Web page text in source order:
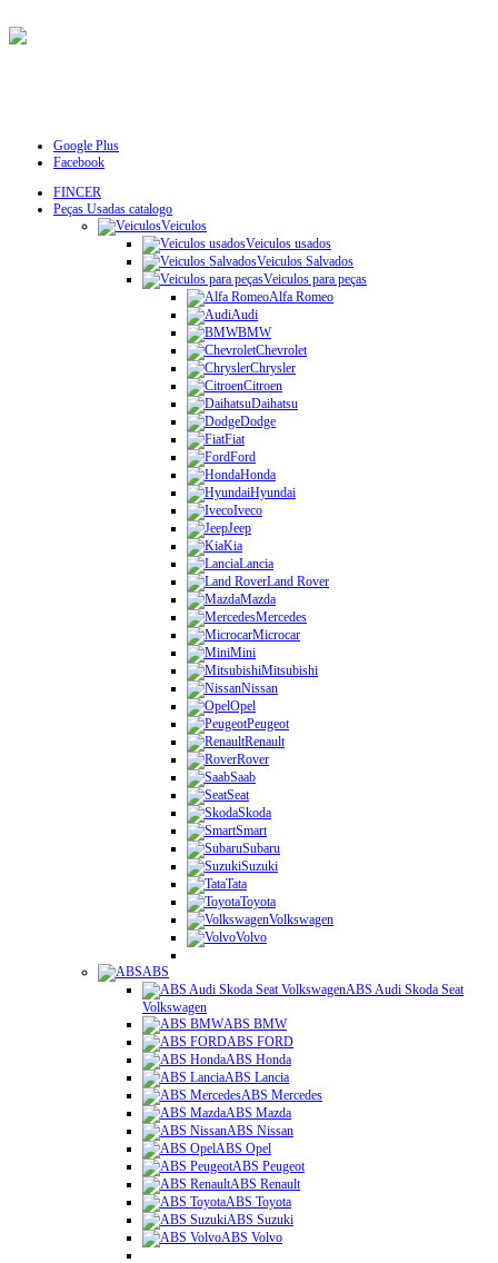
Google Plus
Facebook
FINCER
Peças Usadas catalogo
Veiculos
Veiculos usados
Veiculos Salvados
Veiculos para peças
Alfa Romeo
Audi
BMW
Chevrolet
Chrysler
Citroen
Daihatsu
Dodge
Fiat
Ford
Honda
Hyundai
Iveco
Jeep
Kia
Lancia
Land Rover
Mazda
Mercedes
Microcar
Mini
Mitsubishi
Nissan
Opel
Peugeot
Renault
Rover
Saab
Seat
Skoda
Smart
Subaru
Suzuki
Tata
Toyota
Volkswagen
Volvo
ABS
ABS Audi Skoda Seat
Volkswagen
ABS BMW
ABS FORD
ABS Honda
ABS Lancia
ABS Mercedes
ABS Mazda
ABS Nissan
ABS Opel
ABS Peugeot
ABS Renault
ABS Toyota
ABS Suzuki
ABS Volvo